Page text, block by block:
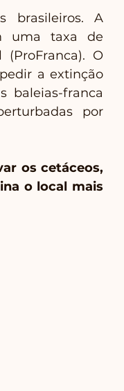
brasileiros. A
uma taxa de
O
a extinção
baleias-franca
por
os cetáceos,
o local mais